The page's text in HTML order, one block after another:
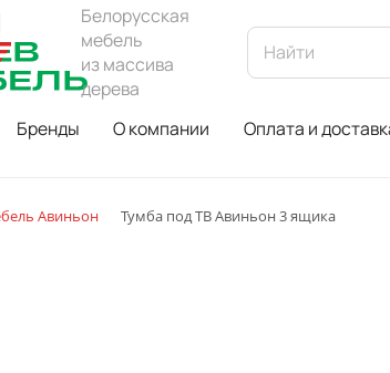
Белорусская
мебель
из массива
дерева
Бренды О компании Оплата и
Авиньон Тумба под ТВ Авиньон 3 ящика